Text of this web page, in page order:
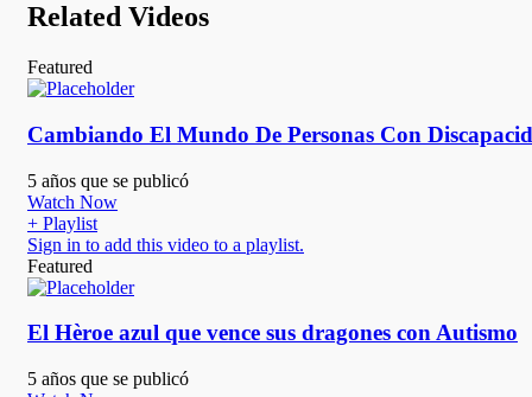
Related Videos
Featured
Cambiando El Mundo De Personas Con
5 años que se publicó
Watch Now
+ Playlist
Sign in to add this video to a playlist.
Featured
El Hèroe azul que vence sus dragones con Autismo
5 años que se publicó